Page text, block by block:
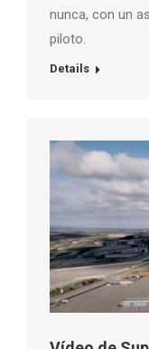
nunca, con un
piloto.
Details